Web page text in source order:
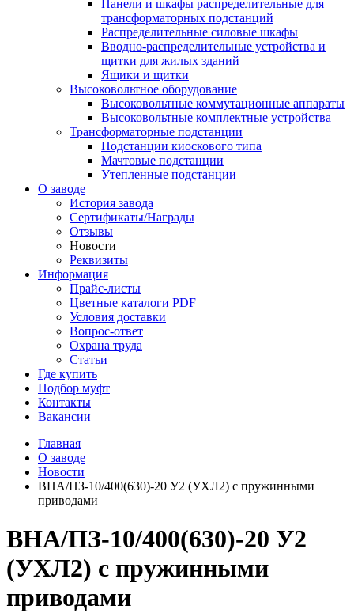
Панели и шкафы распределительные для
трансформаторных подстанций
Распределительные силовые шкафы
Вводно-распределительные устройства и
щитки для жилых зданий
Ящики и щитки
Высоковольтное оборудование
Высоковольтные коммутационные аппараты
Высоковольтные комплектные устройства
Трансформаторные подстанции
Подстанции киоскового типа
Мачтовые подстанции
Утепленные подстанции
О заводе
История завода
Сертификаты/Награды
Отзывы
Новости
Реквизиты
Информация
Прайс-листы
Цветные каталоги PDF
Условия доставки
Вопрос-ответ
Охрана труда
Статьи
Где купить
Подбор муфт
Контакты
Вакансии
Главная
О заводе
Новости
BHА/ПЗ-10/400(630)-20 У2 (УХЛ2) с пружинными
приводами
BHА/ПЗ-10/400(630)-20 У2
(УХЛ2) с пружинными
приводами